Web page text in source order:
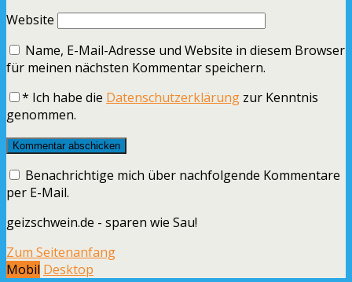
Website
Name, E-Mail-Adresse und Website in diesem Browser
für meinen nächsten Kommentar speichern.
* Ich habe die Datenschutzerklärung zur Kenntnis
genommen.
Benachrichtige mich über nachfolgende Kommentare
per E-Mail.
geizschwein.de - sparen wie Sau!
Zum Seitenanfang
Mobil Desktop